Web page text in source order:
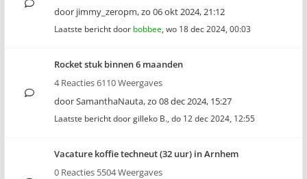
door jimmy_zeropm,zo 06 okt 2024, 21:12
Laatste bericht door bobbee, wo 18 dec 2024, 00:03
Rocket stuk binnen 6 maanden
4 Reacties 6110 Weergaves
doorSamanthaNauta,zo 08 dec 2024, 15:27
Laatste bericht doorgilleko B., do 12 dec 2024, 12:55
Vacature koffie techneut (32 uur) in Arnhem
0 Reacties 5504 Weergaves